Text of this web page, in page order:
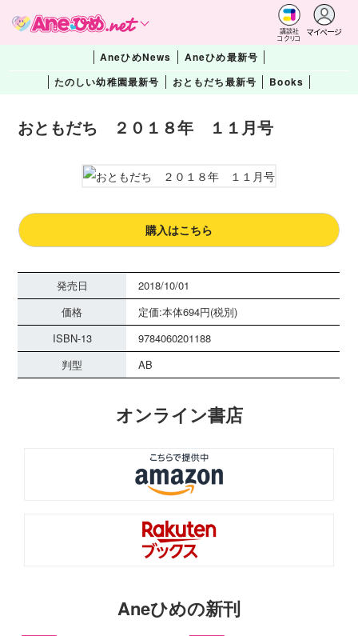
講談社
コクリコ
マイページ
AneひめNews
Aneひめ最新号
たのしい幼稚園最新号
おともだち最新号 Books
おともだち ２０１８年 １１月号
購入はこちら
発売日
2018/10/01
価格
定価:本体694円(税別)
ISBN-13
9784060201188
判型
AB
オンライン書店
Aneひめの新刊